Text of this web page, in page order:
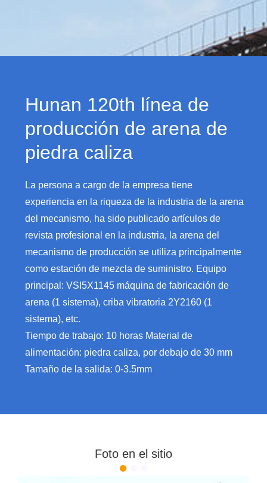
Hunan 120th línea de
producción de arena de
piedra caliza
La persona a cargo de la empresa tiene
experiencia en la riqueza de la industria de la arena
del mecanismo, ha sido publicado artículos de
revista profesional en la industria, la arena del
mecanismo de producción se utiliza principalmente
como estación de mezcla de suministro. Equipo
principal: VSI5X1145 máquina de fabricación de
arena (1 sistema), criba vibratoria 2Y2160 (1
sistema), etc.
Tiempo de trabajo: 10 horas Material de
alimentación: piedra caliza, por debajo de 30 mm
Tamaño de la salida: 0-3.5mm
Foto en el sitio